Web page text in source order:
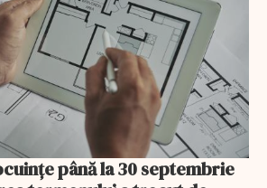
până la 30 septembrie